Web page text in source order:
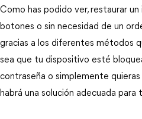
Como has podido ver, restaurar
botones o sin necesidad de un
gracias a los diferentes métodos
sea que tu dispositivo esté
contraseña o simplemente
habrá una solución adecuada para